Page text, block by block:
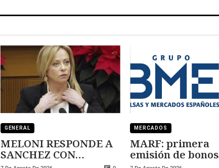
GENERAL
MELONI RESPONDE A
SANCHEZ CON
MERCADOS
MARF: primera
emisión de bonos